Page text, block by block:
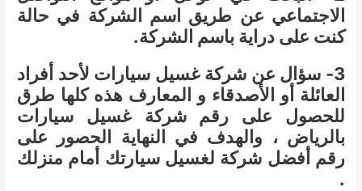
الاجتماعي عن طريق اسم الشركة في حالة
كنت على دراية باسم الشركة.
3- سؤال عن شركة غسيل سيارات لأحد أفراد
العائلة أو الأصدقاء و المعارف هذه كلها طرق
للحصول على رقم شركة غسيل سيارات
بالرياض ، والهدف في النهاية الحصور على
رقم أفضل شركة لغسيل سيارتك أمام منزلك
.